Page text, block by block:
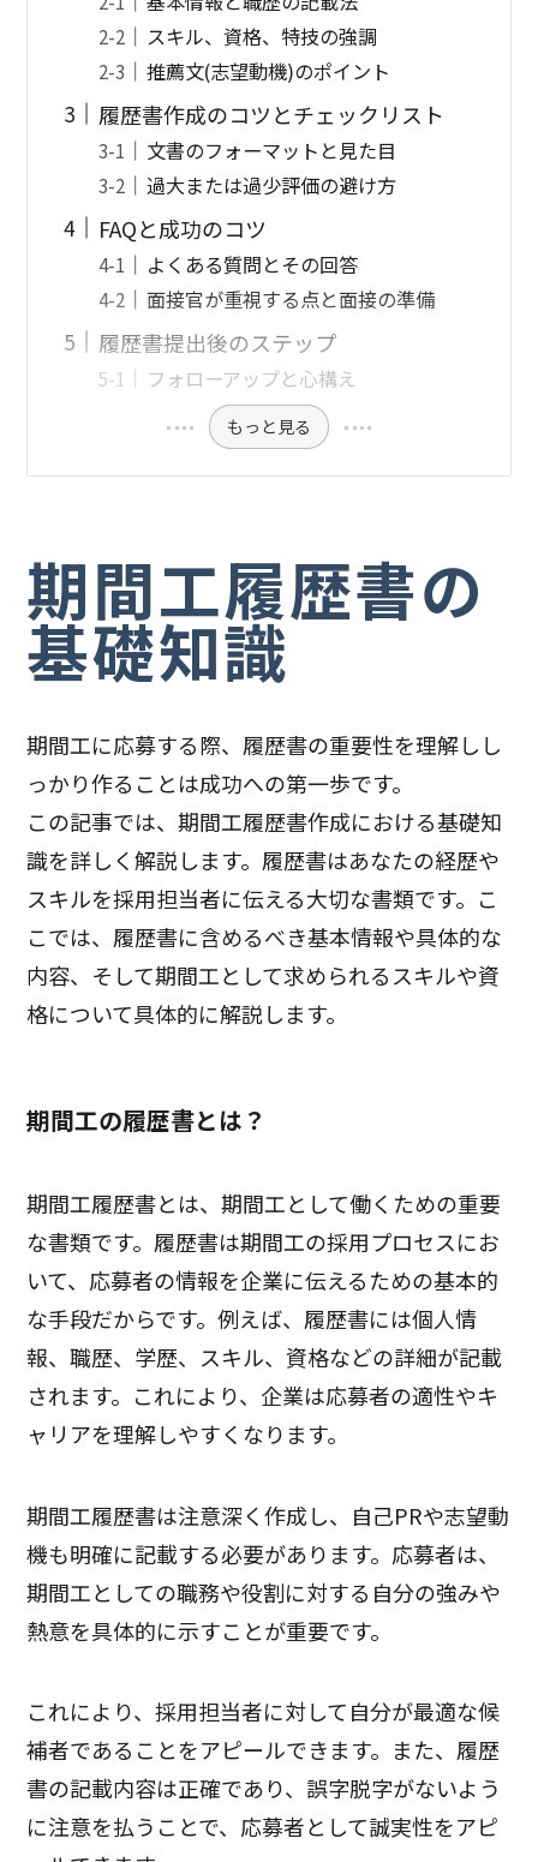
スキル、資格、特技の強調
推薦文(志望動機)のポイント
履歴書作成のコツとチェックリスト
文書のフォーマットと見た目
過大または過少評価の避け方
FAQと成功のコツ
よくある質問とその回答
面接官が重視する点と面接の準備
履歴書提出後のステップ
フォローアップと心構え
もっと見る
期間工履歴書の
基礎知識
期間工に応募する際、履歴書の重要性を理解しし
っかり作ることは成功への第一歩です。
この記事では、期間工履歴書作成における基礎知
識を詳しく解説します。履歴書はあなたの経歴や
スキルを採用担当者に伝える大切な書類です。こ
こでは、履歴書に含めるべき基本情報や具体的な
内容、そして期間工として求められるスキルや資
格について具体的に解説します。
期間工の履歴書とは？
期間工履歴書とは、期間工として働くための重要
な書類です。履歴書は期間工の採用プロセスにお
いて、応募者の情報を企業に伝えるための基本的
な手段だからです。例えば、履歴書には個人情
報、職歴、学歴、スキル、資格などの詳細が記載
されます。これにより、企業は応募者の適性やキ
ャリアを理解しやすくなります。
期間工履歴書は注意深く作成し、自己PRや志望動
機も明確に記載する必要があります。応募者は、
期間工としての職務や役割に対する自分の強みや
熱意を具体的に示すことが重要です。
これにより、採用担当者に対して自分が最適な候
補者であることをアピールできます。また、履歴
書の記載内容は正確であり、誤字脱字がないよう
に注意を払うことで、応募者として誠実性をアピ